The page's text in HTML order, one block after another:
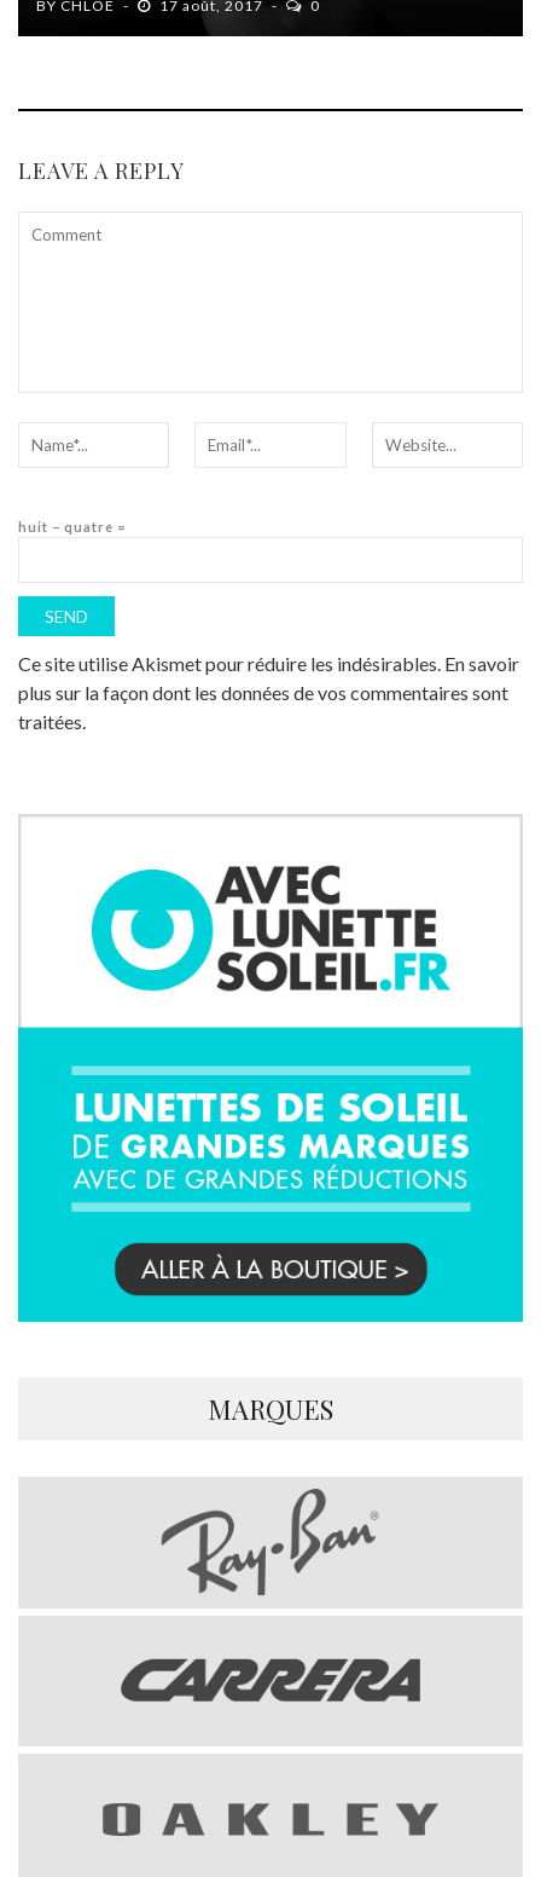
BY CHLOÉ 17 août, 2017 0
LEAVE A REPLY
huit − quatre =
Ce site utilise Akismet pour réduire les indésirables. En savoir
plus sur la façon dont les données de vos commentaires sont
traitées.
MARQUES